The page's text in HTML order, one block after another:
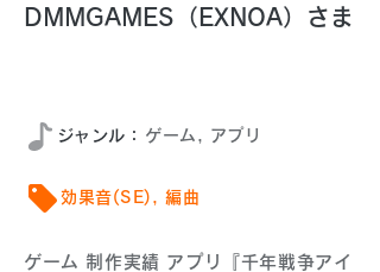
DMMGAMES（EXNOA）さま
​ジャンル： ゲーム, アプリ
効果音(SE), 編曲
ゲーム 制作実績 アプリ『千年戦争アイ